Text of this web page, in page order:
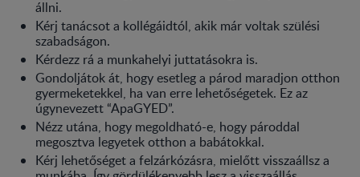
állni.
Kérj tanácsot a kollégáidtól, akik már voltak szülési
szabadságon.
Kérdezz rá a munkahelyi juttatásokra is.
Gondoljátok át, hogy esetleg a párod maradjon otthon
gyermeketekkel, ha van erre lehetőségetek. Ez az
úgynevezett “ApaGYED”.
Nézz utána, hogy megoldható-e, hogy pároddal
megosztva legyetek otthon a babátokkal.
Kérj lehetőséget a felzárkózásra, mielőtt visszaállsz a